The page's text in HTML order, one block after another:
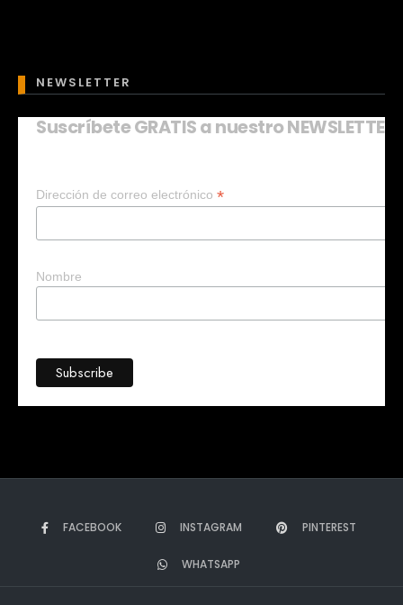
NEWSLETTER
Suscríbete GRATIS a nuestro NEWSLETTER
Dirección de correo electrónico *
Nombre
FACEBOOK INSTAGRAM PINTEREST
WHATSAPP
¿Quieres que te ayude a crear un